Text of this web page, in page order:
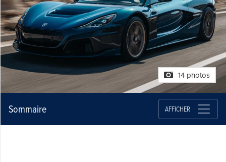
14 photos
Sommaire AFFICHER